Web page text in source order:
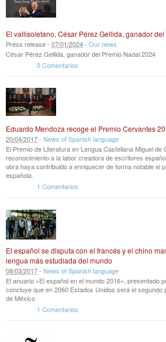
El vallisoletano, César Pérez Gellida, ganador
Press release - 07/01/2024- Our news
César Pérez Gellida, ganador del Premio Nadal 2024
0 Comentarios
Eduardo Mendoza recoge el Premio Cervantes
20/04/2017- News of Spanish language
El Premio de Literatura en Lengua Castellana Miguel
reconocimiento a la labor creadora de escritores
obra haya contribuido a enriquecer de forma notable el
española.
1 Comentarios
El español se disputa con el francés y el chino
lengua más estudiada del mundo
08/03/2017- News of Spanish language
El anuario «El español en el mundo 2016», presentado
concluye que en 2060 Estados Unidos será el segundo
de México
1 Comentarios